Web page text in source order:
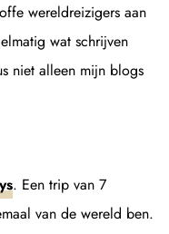
wereldreizigers aan
wat schrijven
niet alleen mijn blogs
. Een trip van 7
van de wereld ben.